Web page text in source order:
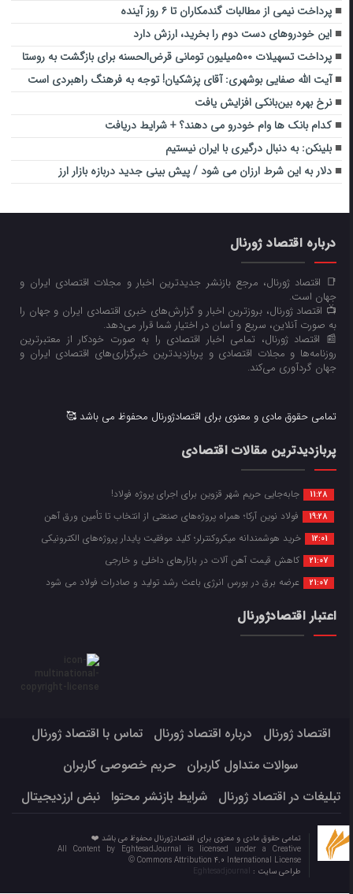
پرداخت نیمی از مطالبات گندمکاران تا ۶ روز آینده
این خودروهای دست دوم را بخرید، ارزش دارد
پرداخت تسهیلات ۵۰۰میلیون تومانی قرض‌الحسنه برای بازگشت به روستا
آیت الله صفایی بوشهری: آقای پزشکیان! توجه به فرهنگ راهبردی است
نرخ بهره بین‌بانکی افزایش یافت
کدام بانک ها وام خودرو می دهند؟ + شرایط دریافت
بلینکن: به دنبال درگیری با ایران نیستیم
دلار به این شرط ارزان می شود / پیش بینی جدید دربازه بازار ارز
درباره اقتصاد ژورنال
📑 اقتصاد ژورنال، مرجع بازنشر جدیدترین اخبار و مجلات اقتصادی ایران و
جهان است.
📺 اقتصاد ژورنال، بروزترین اخبار و گزارش‌های خبری اقتصادی ایران و جهان را
به صورت آنلاین، سریع و آسان در اختیار شما قرار می‌‌دهد.
📰 اقتصاد ژورنال، تمامی اخبار اقتصادی را به صورت خودکار از معتبرترین
روزنامه‌ها و مجلات اقتصادی و پربازدیدترین خبرگزاری‌های اقتصادی ایران و
جهان گردآوری می‌کند.
تمامی حقوق مادی و معنوی برای اقتصادژورنال محفوظ می باشد 🥰
پربازدیدترین مقالات اقتصادی
11:28 جابه‌جایی حریم شهر قزوین برای اجرای پروژه فولاد!
19:28 فولاد نوین آرکا؛ همراه پروژه‌های صنعتی از انتخاب تا تأمین ورق آهن
12:01 خرید هوشمندانه میکروکنترلر؛ کلید موفقیت پایدار پروژه‌های الکترونیکی
21:07 کاهش قیمت آهن آلات در بازارهای داخلی و خارجی
21:07 عرضه برق در بورس انرژی باعث رشد تولید و صادرات فولاد می شود
اعتبار اقتصادژورنال
اقتصاد ژورنال درباره اقتصاد ژورنال
تماس با اقتصاد ژورنال
سوالات متداول کاربران
حریم خصوصی کاربران
تبلیغات در اقتصاد ژورنال
شرایط بازنشر محتوا نبض ارزدیجیتال
تمامی حقوق مادی و معنوی برای اقتصادژورنال محفوظ می باشد ❤️
All Content by EghtesadJournal is licensed under a Creative
Commons Attribution 4.0 International License ©️
طراحی سایت :